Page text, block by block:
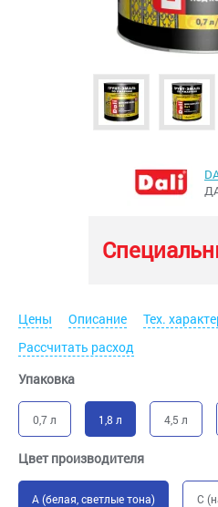
Цены Описание Тех.
Рассчитать расход
Упаковка
0,7 л 1,8 л 4,5 л
Цвет производителя
A (белая, светлые тона) C